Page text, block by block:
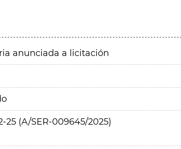
anunciada a licitación
25 (A/SER-009645/2025)